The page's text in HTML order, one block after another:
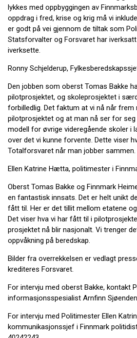
lykkes med oppbyggingen av
oppdrag i fred, krise og krig må vi
er godt på vei gjennom de tiltak som
Statsforvalter og Forsvaret har
iverksette.
Ronny Schjelderup,
Den jobben som oberst Tomas Bakke
pilotprosjektet, og skoleprosjektet i
forbilledlig. Det faktum at vi nå når frem
pilotprosjektet og at man nå ser for
modell for øvrige videregående skoler i
over det vi kunne forvente. Dette viser
Totalforsvaret når man jobber sammen.
Ellen Katrine Hætta, politimester i
Oberst Tomas Bakke og Finnmark
en fantastisk innsats. Det er helt unikt
fått til. Her er det tillit mellom etatene
Det viser hva vi har fått til i
prosjektet nå blir nasjonalt. Vi trenger
oppvåkning på beredskap.
Bilder fra overrekkelsen er vedlagt
krediteres Forsvaret.
For intervju med oberst Bakke, kontakt
informasjonsspesialist Arnfinn
For intervju med Politimester Ellen
kommunikasjonssjef i Finnmark